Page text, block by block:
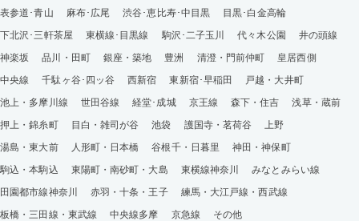
表参道･青山 麻布･広尾 渋谷･恵比寿･中目黒
目黒･白金高輪
下北沢･三軒茶屋
東横線･目黒線 駒沢･二子玉川 代々木公園
井の頭線
神楽坂
品川・田町 銀座・築地 豊洲 清澄・門前仲町
皇居西側
中央線
千駄ヶ谷･四ッ谷 西新宿 東新宿･早稲田
戸越・大井町
池上・多摩川線
世田谷線 経堂･成城 京王線 森下・住吉
浅草・蔵前
押上・錦糸町
目白・雑司が谷 池袋 護国寺・茗荷谷
上野
湯島・東大前
人形町・日本橋 谷根千・日暮里
神田・神保町
駒込・本駒込
東陽町・南砂町・大島 東横線神奈川
みなとみらい線
田園都市線神奈川
赤羽・十条・王子
練馬・大江戸線・西武線
板橋・三田線・東武線
中央線多摩 京急線 その他